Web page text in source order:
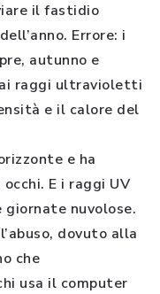
il fastidio
Errore: i
autunno e
ai raggi ultravioletti
e il calore del
e ha
E i raggi UV
nuvolose.
dovuto alla
che
usa il computer